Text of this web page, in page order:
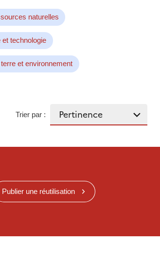
naturelles
et technologie
et environnement
Trier par :
Publier une réutilisation